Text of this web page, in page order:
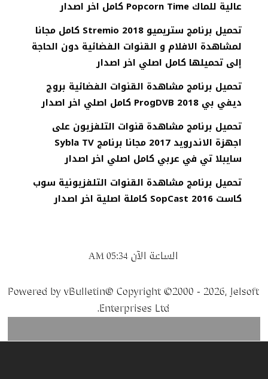
عالية للماك Popcorn Time كامل اخر اصدار
تحميل برنامج ستريميو Stremio 2018 كامل مجانا
لمشاهدة الافلام و القنوات الفضائية دون الحاجة
إلى تحميلها كامل اصلي اخر اصدار
تحميل برنامج مشاهدة القنوات الفضائية بروج
ديفي بي ProgDVB 2018 كامل اصلي اخر اصدار
تحميل برنامج مشاهدة قنوات التلفزيون على
اجهزة الاندرويد 2017 مجانا برنامج Sybla TV
سايبلا تي في عربي كامل اصلي اخر اصدار
تحميل برنامج مشاهدة القنوات التلفزيونية سوب
كاست 2016 SopCast كاملة اصلية اخر اصدار
الساعة الآن 05:34 AM
Powered by vBulletin® Copyright ©2000 - 2026, Jelsoft
Enterprises Ltd.